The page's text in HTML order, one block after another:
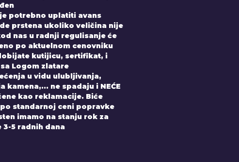
potrebno uplatiti avans
prstena ukoliko veličina nije
nas u radnji regulisanje će
po aktuelnom cenovniku
kutijicu, sertifikat, i
Logom zlatare
u vidu ulubljivanja,
kamena,... ne spadaju i NEĆE
kao reklamacije. Biće
standarnoj ceni popravke
imamo na stanju rok za
3-5 radnih dana